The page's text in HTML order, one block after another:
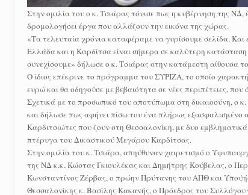
Στην ομιλία του ο κ. Τσιάρας τόνισε πως η κυβέρνηση της ΝΔ,
δρομολογήσει έργα που αλλάζουν την εικόνα της χώρας.
«Τα τελευταία χρόνια καταφέραμε να γυρίσουμε σελίδα.
Ελλάδα και η Καρδίτσα είναι σήμερα σε καλύτερη
συνεχίσουμε» δήλωσε ο κ. Τσιάρας στην κατάμεστη αίθουσα
Ο ίδιος επέκρινε το πρόγραμμα του ΣΥΡΙΖΑ, το οποίο
ευρώ και θα οδηγούσε με βεβαιότητα σε νέες περιπέτειες,
Σχετικά με το προσωπικό του αποτύπωμα στη δικαιοσύνη, ο
και δήλωσε πως αφήνει πίσω του ένα πλήρως
Καρδιτσιώτες που ζουν στη Θεσσαλονίκη, με δυο
πτέρυγα του Δικαστικού Μεγάρου Καρδίτσας.
Στην ομιλία του κ. Τσιάρα, απηύθυναν χαιρετισμό ο
της ΝΔ κ.κ. Κώστας Γκιουλέκας και Δημήτρης Κούβελας, ο
Κωνσταντίνος Ζέρβας, ο πρώην Πρύτανης του ΑΠΘ και
Θεσσαλονίκης κ. Βασίλης Κακανής, ο Πρόεδρος του